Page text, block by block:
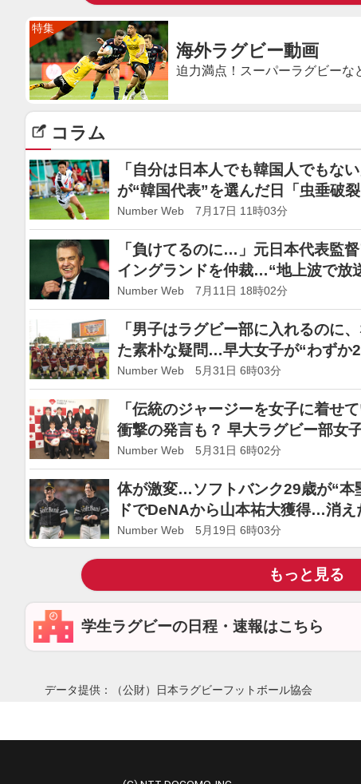
海外ラグビー動画
迫力満点！スーパーラグビーな
コラム
「自分は日本人でも韓国人でもな
が“韓国代表”を選んだ日「虫垂破
夢を遠ざけた“痛みへの耐性”
Number Web 7月17日 11時03分
「負けてるのに…」元日本代表監
イングランドを仲裁…“地上波で放
はケインにスゴい剣幕で」
Number Web 7月11日 18時02分
「男子はラグビー部に入れるのに
た素朴な疑問…早大女子が“わず
の軌跡”を振り返る
Number Web 5月31日 6時03分
「伝統のジャージーを女子に着せ
衝撃の発言も？ 早大ラグビー部女
続いた「創設までのリアル」
Number Web 5月31日 6時02分
体が激変…ソフトバンク29歳が“本
ドでDeNAから山本祐大獲得…消
「やるべきではない」
Number Web 5月19日 6時03分
もっと見る
学生ラグビーの日程・速報はこちら
データ提供：（公財）日本ラグビーフットボール協会